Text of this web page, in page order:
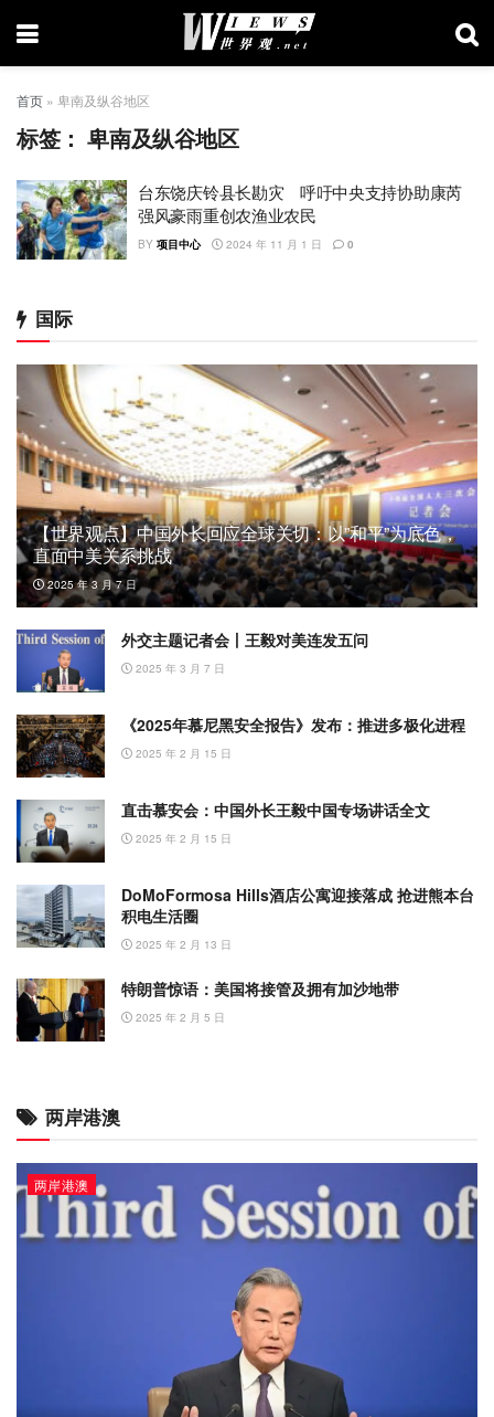
首页 » 卑南及纵谷地区
标签：卑南及纵谷地区
台东饶庆铃县长勘灾 呼吁中央支持协助康芮
强风豪雨重创农渔业农民
BY 项目中心 2024 年 11 月 1 日 0
国际
【世界观点】中国外长回应全球关切：以”和平”为底色，
直面中美关系挑战
2025 年 3 月 7 日
外交主题记者会丨王毅对美连发五问
2025 年 3 月 7 日
《2025年慕尼黑安全报告》发布：推进多极化进程
2025 年 2 月 15 日
直击慕安会：中国外长王毅中国专场讲话全文
2025 年 2 月 15 日
DoMoFormosa Hills酒店公寓迎接落成 抢进熊本台
积电生活圈
2025 年 2 月 13 日
特朗普惊语：美国将接管及拥有加沙地带
2025 年 2 月 5 日
两岸港澳
两岸港澳